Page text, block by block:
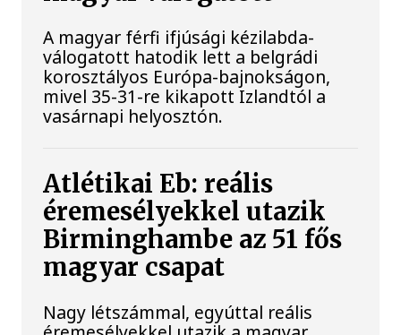
A magyar férfi ifjúsági kézilabda-
válogatott hatodik lett a belgrádi
korosztályos Európa-bajnokságon,
mivel 35-31-re kikapott Izlandtól a
vasárnapi helyosztón.
Atlétikai Eb: reális
éremesélyekkel utazik
Birminghambe az 51 fős
magyar csapat
Nagy létszámmal, egyúttal reális